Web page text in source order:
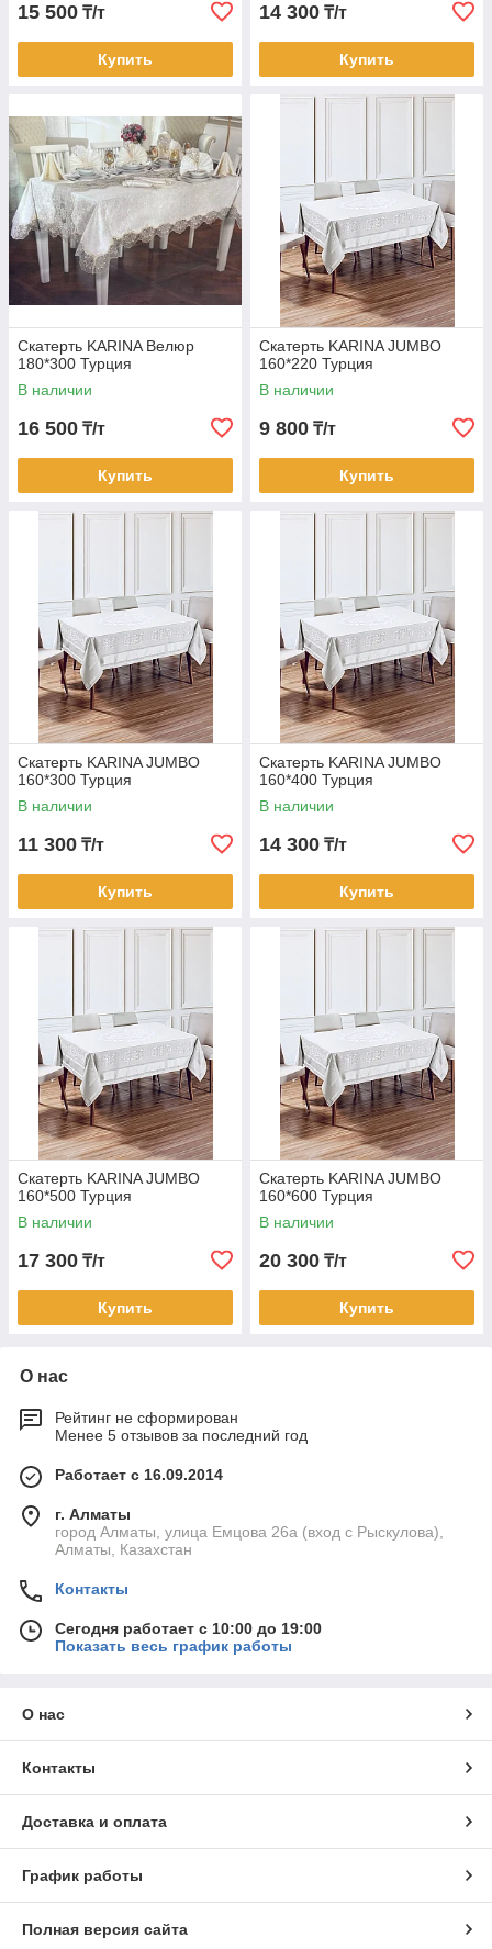
15 500 ₸/т
Купить
14 300 ₸/т
Купить
Скатерть KARINA Велюр
180*300 Турция
В наличии
16 500 ₸/т
Купить
Скатерть KARINA JUMBO
160*220 Турция
В наличии
9 800 ₸/т
Купить
Скатерть KARINA JUMBO
160*300 Турция
В наличии
11 300 ₸/т
Купить
Скатерть KARINA JUMBO
160*400 Турция
В наличии
14 300 ₸/т
Купить
Скатерть KARINA JUMBO
160*500 Турция
В наличии
17 300 ₸/т
Купить
Скатерть KARINA JUMBO
160*600 Турция
В наличии
20 300 ₸/т
Купить
О нас
Рейтинг не сформирован
Менее 5 отзывов за последний год
Работает с 16.09.2014
г. Алматы
город Алматы, улица Емцова 26а (вход с Рыскулова),
Алматы, Казахстан
Контакты
Сегодня работает с 10:00 до 19:00
Показать весь график работы
О нас
Контакты
Доставка и оплата
График работы
Полная версия сайта